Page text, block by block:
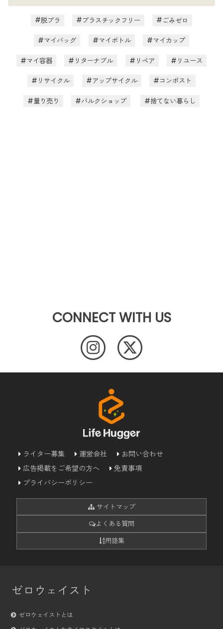
脱プラ プラスチックフリー ごみゼロ
マイバッグ マイボトル マイカップ
マイ容器 リターナブル リペア リユース
リサイクル アップサイクル コンポスト
量り売り バルクショップ 捨てない暮らし
CONNECT WITH US
ライター募集 運営会社
お問い合わせ
広告掲載をご希望の方へ
免責事項
プライバシーポリシー
サイトマップ
よくある質問
用語集
ゼロウェイスト
ゼロウェイストとは